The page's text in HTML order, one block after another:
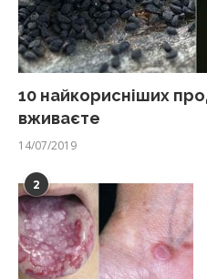
10 найкорисніших
вживаєте
14/07/2019
2